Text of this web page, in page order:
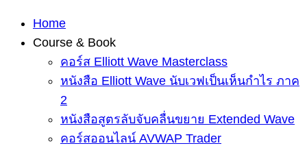
Home
Course & Book
คอร์ส Elliott Wave Masterclass
หนังสือ Elliott Wave นับเวฟเป็นเห็นกำไร ภาค
2
หนังสือสูตรลับจับคลื่นขยาย Extended Wave
คอร์สออนไลน์ AVWAP Trader